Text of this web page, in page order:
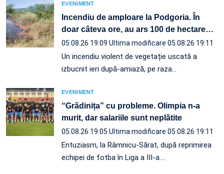
EVENIMENT
Incendiu de amploare la Podgoria. În
doar câteva ore, au ars 100 de hectare…
05.08.26 19:09 Ultima modificare 05.08.26 19:11
Un incendiu violent de vegetație uscată a
izbucnit ieri după-amiază, pe raza…
EVENIMENT
“Grădinița” cu probleme. Olimpia n-a
murit, dar salariile sunt neplătite
05.08.26 19:05 Ultima modificare 05.08.26 19:11
Entuziasm, la Râmnicu-Sărat, după reprimirea
echipei de fotba în Liga a III-a.…